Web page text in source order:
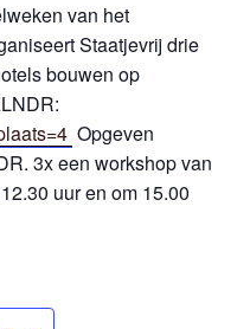
van het
Staatjevrij drie
bouwen op
Opgeven
3x een workshop van
uur en om 15.00